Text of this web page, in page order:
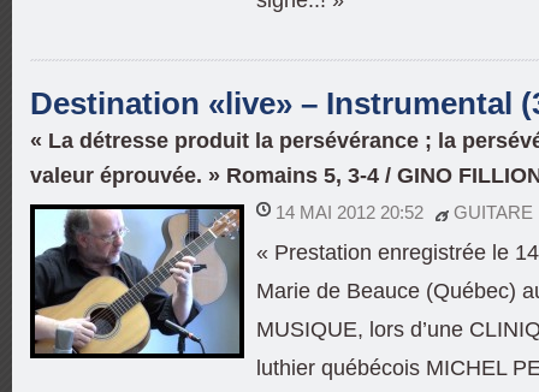
Destination «live» – Instrumental
« La détresse produit la persévérance ; la
valeur éprouvée. » Romains 5, 3-4 / GINO
14 MAI 2012 20:52 GUITARE
« Prestation enregistrée le
Marie de Beauce (Québec)
MUSIQUE, lors d’une
luthier québécois MICHEL